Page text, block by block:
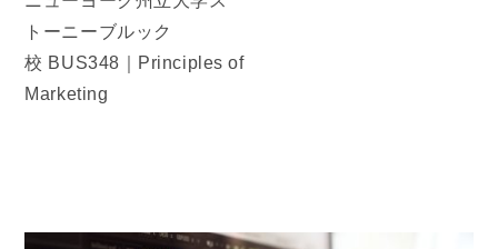
トーニーブルック
校 BUS348｜Principles of
Marketing